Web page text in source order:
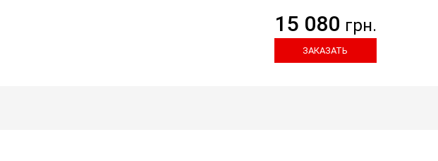
15 080 грн.
ЗАКАЗАТЬ